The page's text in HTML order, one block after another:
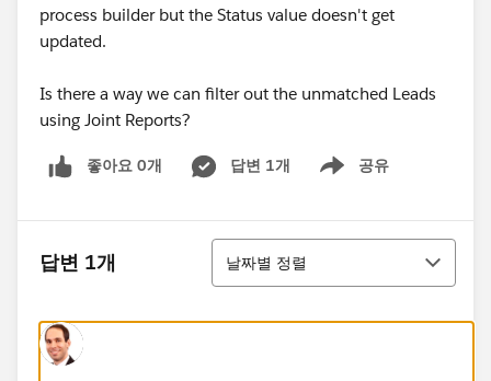
process builder but the Status value doesn't get
updated.
Is there a way we can filter out the unmatched Leads
using Joint Reports?
좋아요 0개 답변 1개 공유
Show menu
답변 1개
정렬
날짜별 정렬